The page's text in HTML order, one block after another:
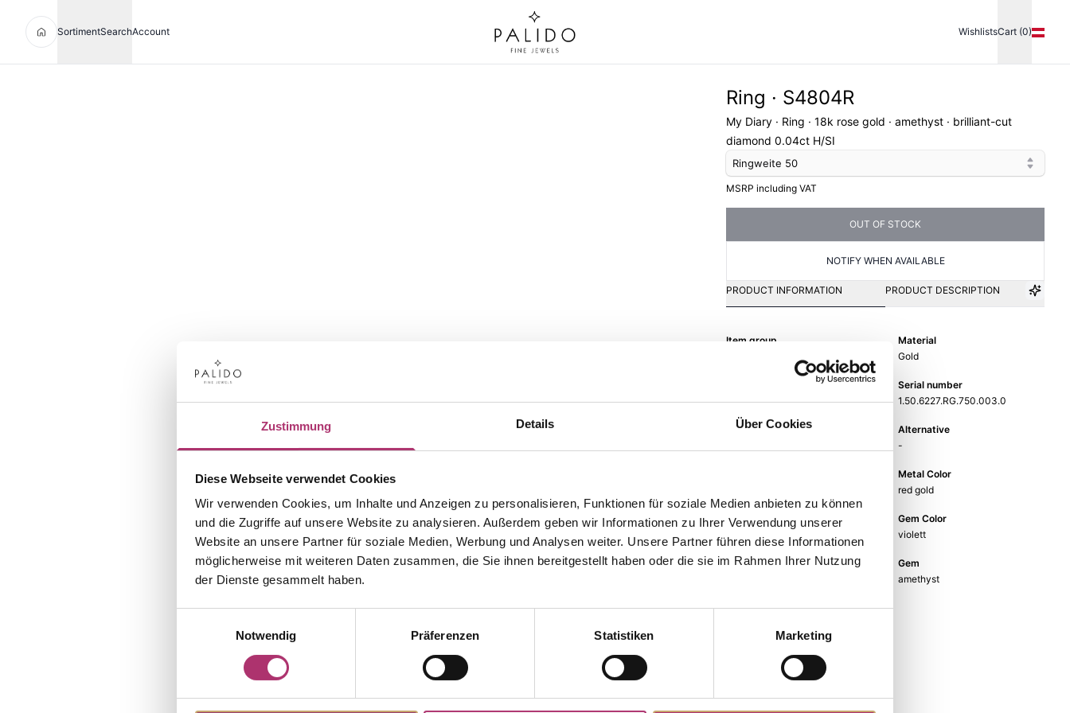
Zustimmung Details Über Cookies
Diese Webseite verwendet Cookies
Wir verwenden Cookies, um Inhalte und Anzeigen zu personalisieren, Funktionen für soziale Medien anbieten zu können
und die Zugriffe auf unsere Website zu analysieren. Außerdem geben wir Informationen zu Ihrer Verwendung unserer
Website an unsere Partner für soziale Medien, Werbung und Analysen weiter. Unsere Partner führen diese Informationen
möglicherweise mit weiteren Daten zusammen, die Sie ihnen bereitgestellt haben oder die sie im Rahmen Ihrer Nutzung
der Dienste gesammelt haben.
Notwendig
Präferenzen Statistiken Marketing
SortimentSearchAccount WishlistsCart (0)
Ring · S4804R
My Diary · Ring · 18k rose gold · amethyst · brilliant-cut
diamond 0.04ct H/SI
Ringweite 50
MSRP including VAT
OUT OF STOCK
NOTIFY WHEN AVAILABLE
PRODUCT INFORMATION PRODUCT DESCRIPTION
Item group
Material
Gold
-
Serial number
1.50.6227.RG.750.003.0
EAN
Alternative
-
Metal Color
red gold
Ring Width
-
Gem Color
violett
Gem Type
Gem
amethyst